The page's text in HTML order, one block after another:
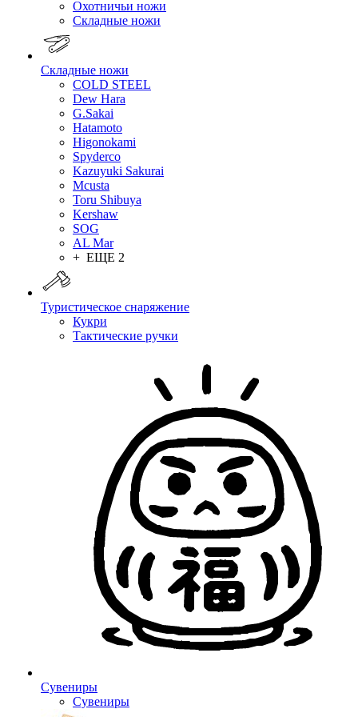
Охотничьи ножи
Складные ножи
Складные ножи
COLD STEEL
Dew Hara
G.Sakai
Hatamoto
Higonokami
Spyderco
Kazuyuki Sakurai
Mcusta
Toru Shibuya
Kershaw
SOG
AL Mar
+ ЕЩЕ 2
Туристическое снаряжение
Кукри
Тактические ручки
Сувениры
Сувениры